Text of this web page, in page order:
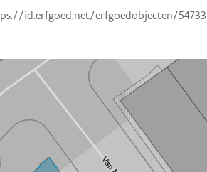
id.erfgoed.net/erfgoedobjecten/54733